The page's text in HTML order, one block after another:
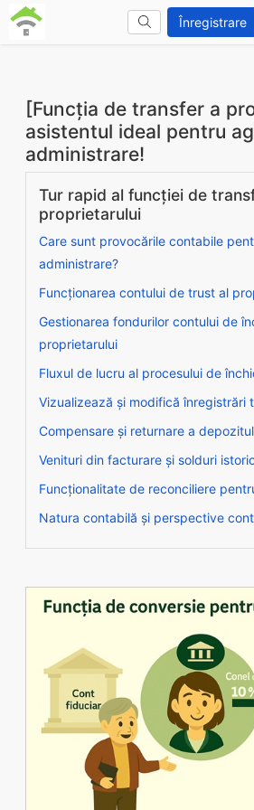
Înregistrare
[Funcția de transfer a
asistentul ideal pentru
administrare!
Tur rapid al funcției de
proprietarului
Care sunt provocările contabile
administrare?
Funcționarea contului de trust al
Gestionarea fondurilor contului de
proprietarului
Fluxul de lucru al procesului de
Vizualizează și modifică înregistrări
Compensare și returnare a
Venituri din facturare și solduri
Funcționalitate de reconciliere
Natura contabilă și perspective